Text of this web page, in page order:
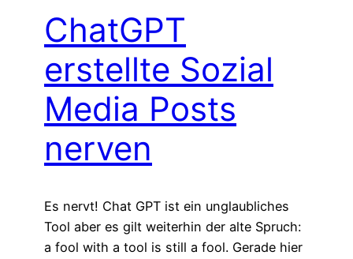
ChatGPT
erstellte Sozial
Media Posts
nerven
Es nervt! Chat GPT ist ein unglaubliches
Tool aber es gilt weiterhin der alte Spruch:
a fool with a tool is still a fool. Gerade hier